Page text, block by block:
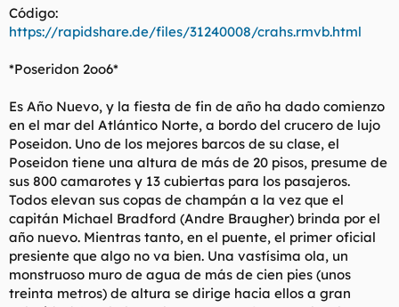
Código:
https://rapidshare.de/files/31240008/crahs.rmvb.html
*Poseridon 2oo6*
Es Año Nuevo, y la fiesta de fin de año ha dado comienzo
en el mar del Atlántico Norte, a bordo del crucero de lujo
Poseidon. Uno de los mejores barcos de su clase, el
Poseidon tiene una altura de más de 20 pisos, presume de
sus 800 camarotes y 13 cubiertas para los pasajeros.
Todos elevan sus copas de champán a la vez que el
capitán Michael Bradford (Andre Braugher) brinda por el
año nuevo. Mientras tanto, en el puente, el primer oficial
presiente que algo no va bien. Una vastísima ola, un
monstruoso muro de agua de más de cien pies (unos
treinta metros) de altura se dirige hacia ellos a gran